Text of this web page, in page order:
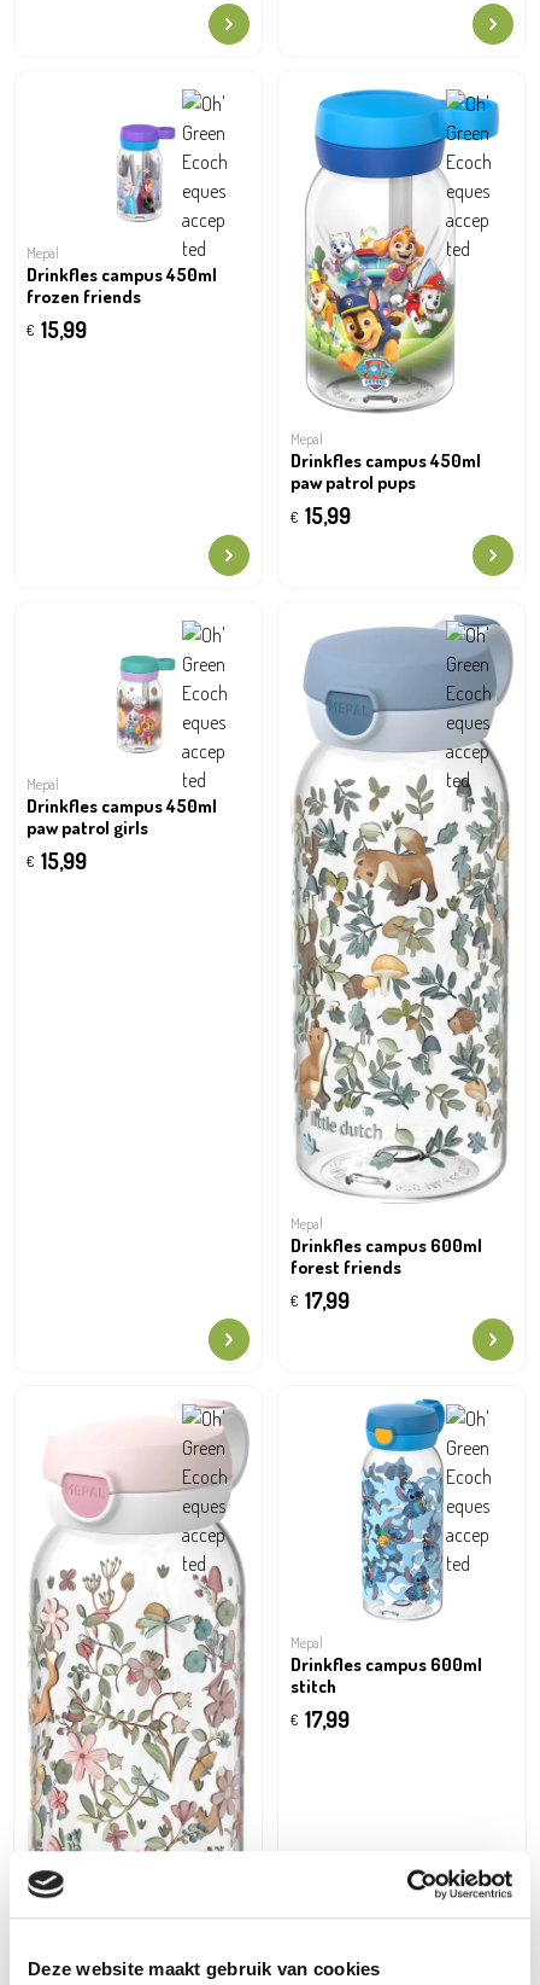
Deze website maakt gebruik van cookies
Mepal
Drinkfles campus 450ml
frozen friends
€ 15,99
Mepal
Drinkfles campus 450ml
paw patrol pups
€ 15,99
Mepal
Drinkfles campus 450ml
paw patrol girls
€ 15,99
Mepal
Drinkfles campus 600ml
forest friends
€ 17,99
Mepal
Drinkfles campus 600ml
stitch
€ 17,99